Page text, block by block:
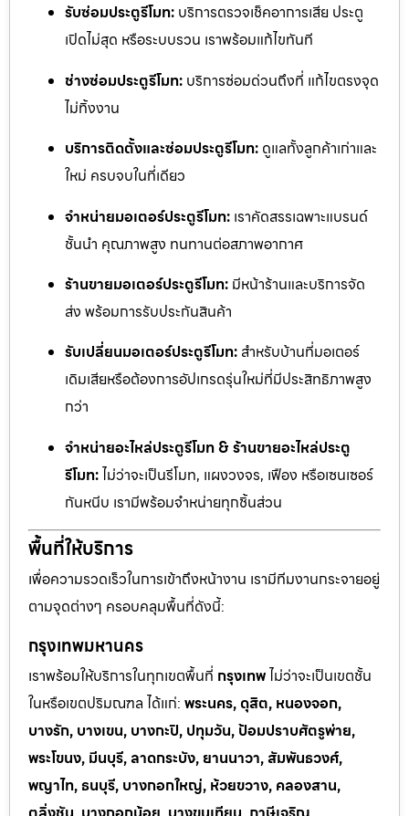
รับซ่อมประตูรีโมท: บริการตรวจเช็คอาการเสีย ประตู
เปิดไม่สุด หรือระบบรวน เราพร้อมแก้ไขทันที
ช่างซ่อมประตูรีโมท: บริการซ่อมด่วนถึงที่ แก้ไขตรงจุด
ไม่ทิ้งงาน
บริการติดตั้งและซ่อมประตูรีโมท: ดูแลทั้งลูกค้าเก่าและ
ใหม่ ครบจบในที่เดียว
จำหน่ายมอเตอร์ประตูรีโมท: เราคัดสรรเฉพาะแบรนด์
ชั้นนำ คุณภาพสูง ทนทานต่อสภาพอากาศ
ร้านขายมอเตอร์ประตูรีโมท: มีหน้าร้านและบริการจัด
ส่ง พร้อมการรับประกันสินค้า
รับเปลี่ยนมอเตอร์ประตูรีโมท: สำหรับบ้านที่มอเตอร์
เดิมเสียหรือต้องการอัปเกรดรุ่นใหม่ที่มีประสิทธิภาพสูง
กว่า
จำหน่ายอะไหล่ประตูรีโมท & ร้านขายอะไหล่ประตู
รีโมท:ไม่ว่าจะเป็นรีโมท, แผงวงจร, เฟือง หรือเซนเซอร์
กันหนีบ เรามีพร้อมจำหน่ายทุกชิ้นส่วน
พื้นที่ให้บริการ
เพื่อความรวดเร็วในการเข้าถึงหน้างาน เรามีทีมงานกระจายอยู่
ตามจุดต่างๆ ครอบคลุมพื้นที่ดังนี้:
กรุงเทพมหานคร
เราพร้อมให้บริการในทุกเขตพื้นที่ กรุงเทพไม่ว่าจะเป็นเขตชั้น
ในหรือเขตปริมณฑล ได้แก่: พระนคร, ดุสิต, หนองจอก,
บางรัก, บางเขน, บางกะปิ, ปทุมวัน, ป้อมปราบศัตรูพ่าย,
พระโขนง, มีนบุรี, ลาดกระบัง, ยานนาวา, สัมพันธวงศ์,
พญาไท, ธนบุรี, บางกอกใหญ่, ห้วยขวาง, คลองสาน,